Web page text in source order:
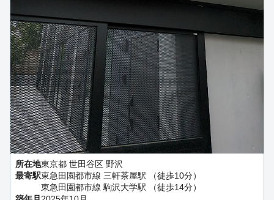
所在地東京都 世田谷区 野沢
最寄駅東急田園都市線 三軒茶屋駅 （徒歩10分）
東急田園都市線 駒沢大学駅 （徒歩14分）